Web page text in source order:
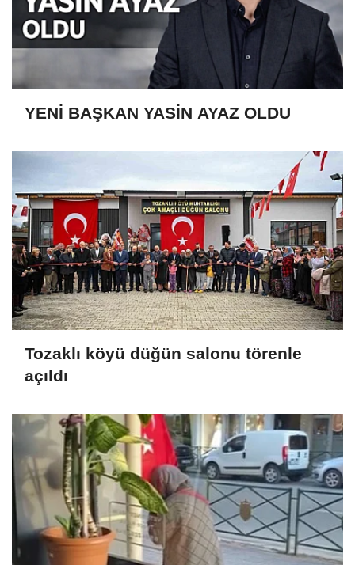
YENİ BAŞKAN YASİN AYAZ OLDU
Tozaklı köyü düğün salonu törenle
açıldı